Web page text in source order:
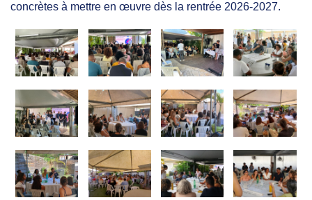
concrètes à mettre en œuvre dès la rentrée 2026-2027.